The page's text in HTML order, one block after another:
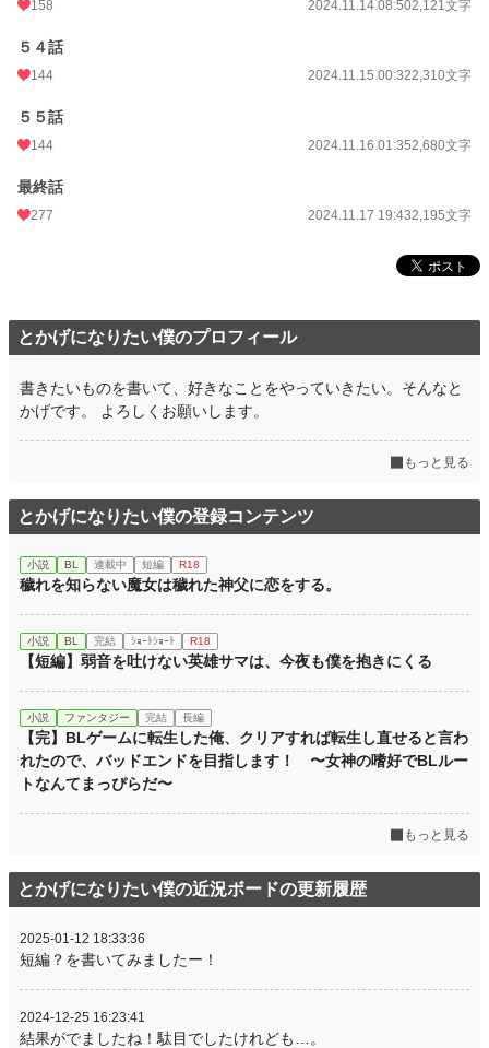
158 2024.11.14 08:502,121文字
５４話
144 2024.11.15 00:322,310文字
５５話
144 2024.11.16 01:352,680文字
最終話
277 2024.11.17 19:432,195文字
とかげになりたい僕のプロフィール
書きたいものを書いて、好きなことをやっていきたい。そんなと
かげです。 よろしくお願いします。
もっと見る
とかげになりたい僕の登録コンテンツ
小説 BL 連載中 短編 R18
穢れを知らない魔女は穢れた神父に恋をする。
小説 BL 完結 ｼｮｰﾄｼｮｰﾄ R18
【短編】弱音を吐けない英雄サマは、今夜も僕を抱きにくる
小説 ファンタジー 完結 長編
【完】BLゲームに転生した俺、クリアすれば転生し直せると言わ
れたので、バッドエンドを目指します！ 〜女神の嗜好でBLルー
トなんてまっぴらだ〜
もっと見る
とかげになりたい僕の近況ボードの更新履歴
2025-01-12 18:33:36
短編？を書いてみましたー！
2024-12-25 16:23:41
結果がでましたね！駄目でしたけれども…。